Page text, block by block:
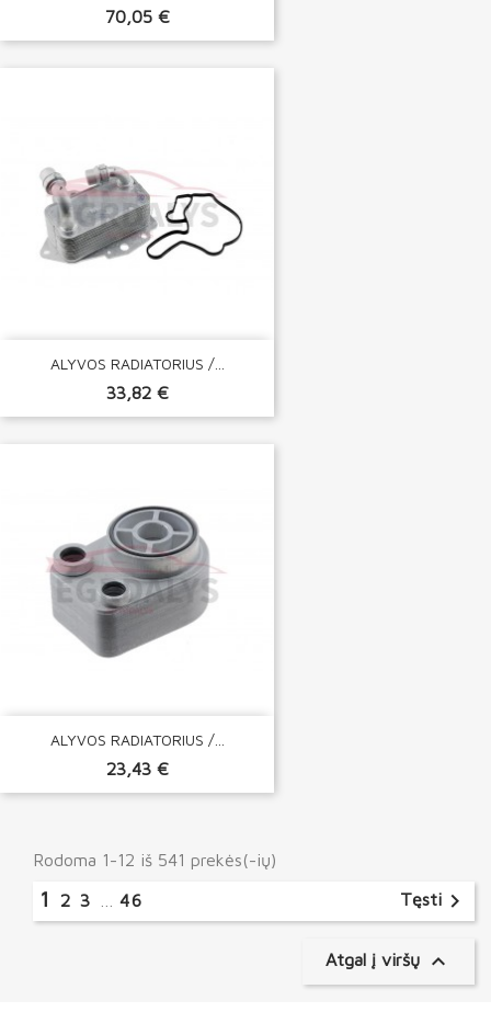
70,05 €
ALYVOS RADIATORIUS /...
33,82 €
ALYVOS RADIATORIUS /...
23,43 €
Rodoma 1-12 iš 541 prekės(-ių)
1 2 3 46 Tęsti 
Atgal į viršų 